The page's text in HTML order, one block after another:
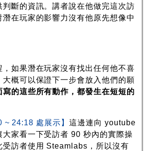
斷的資訊。講者說在他做完這次訪
在玩家的影響力沒有他原先想像中
如果潛在玩家沒有找出任何他不喜
概可以保證下一步會放入他們的願
寫的這些所有動作，都發生在短短的
~ 24:18 處展示】這邊連向 youtube
大家看一下受訪者 90 秒內的實際操
受訪者使用 Steamlabs，所以沒有